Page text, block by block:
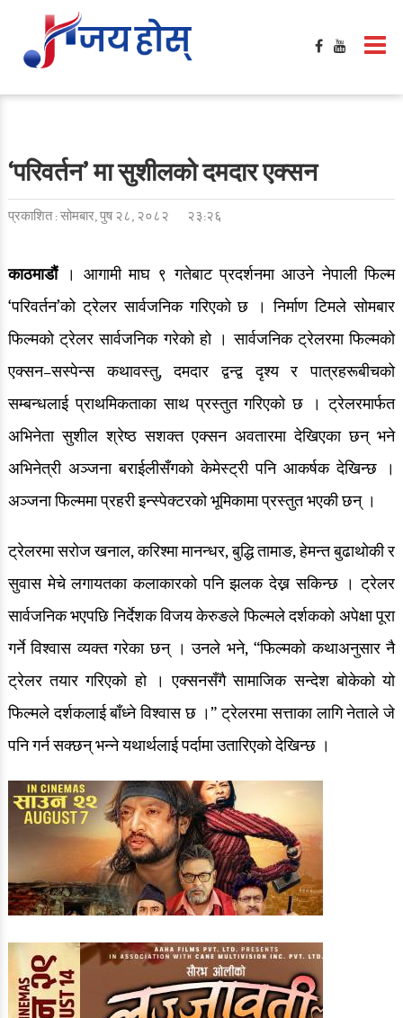
‘परिवर्तन’ मा सुशीलको दमदार एक्सन
प्रकाशित : सोमबार, पुष २८, २०८२ २३:२६
काठमाडौं। आगामी माघ ९ गतेबाट प्रदर्शनमा आउने नेपाली फिल्म
‘परिवर्तन’को ट्रेलर सार्वजनिक गरिएको छ । निर्माण टिमले सोमबार
फिल्मको ट्रेलर सार्वजनिक गरेको हो । सार्वजनिक ट्रेलरमा फिल्मको
एक्सन–सस्पेन्स कथावस्तु, दमदार द्वन्द्व दृश्य र पात्रहरूबीचको
सम्बन्धलाई प्राथमिकताका साथ प्रस्तुत गरिएको छ । ट्रेलरमार्फत
अभिनेता सुशील श्रेष्ठ सशक्त एक्सन अवतारमा देखिएका छन् भने
अभिनेत्री अञ्जना बराईलीसँगको केमेस्ट्री पनि आकर्षक देखिन्छ ।
अञ्जना फिल्ममा प्रहरी इन्स्पेक्टरको भूमिकामा प्रस्तुत भएकी छन् ।
ट्रेलरमा सरोज खनाल, करिश्मा मानन्धर, बुद्धि तामाङ, हेमन्त बुढाथोकी र
सुवास मेचे लगायतका कलाकारको पनि झलक देख्न सकिन्छ । ट्रेलर
सार्वजनिक भएपछि निर्देशक विजय केरुङले फिल्मले दर्शकको अपेक्षा पूरा
गर्ने विश्वास व्यक्त गरेका छन् । उनले भने, “फिल्मको कथाअनुसार नै
ट्रेलर तयार गरिएको हो । एक्सनसँगै सामाजिक सन्देश बोकेको यो
फिल्मले दर्शकलाई बाँध्ने विश्वास छ ।” ट्रेलरमा सत्ताका लागि नेताले जे
पनि गर्न सक्छन् भन्ने यथार्थलाई पर्दामा उतारिएको देखिन्छ ।